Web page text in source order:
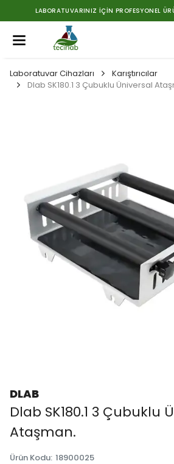
LABORATUVARINIZ İÇIN PROFESYONEL
Laboratuvar Cihazları
Karıştırıcılar
Dlab SK180.1 3 Çubuklu Üniversal
DLAB
Dlab SK180.1 3 Çubuklu
Ataşman.
Ürün Kodu: 18900025